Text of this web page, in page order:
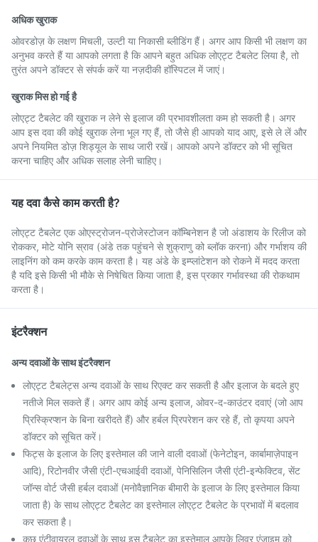
अधिक खुराक
ओवरडोज़ के लक्षण मिचली, उल्टी या निकासी ब्लीडिंग हैं। अगर आप किसी भी लक्षण का
अनुभव करते हैं या आपको लगता है कि आपने बहुत अधिक लोएट्ट टैबलेट लिया है, तो
तुरंत अपने डॉक्टर से संपर्क करें या नज़दीकी हॉस्पिटल में जाएं।
खुराक मिस हो गई है
लोएट्ट टैबलेट की खुराक न लेने से इलाज की प्रभावशीलता कम हो सकती है। अगर
आप इस दवा की कोई खुराक लेना भूल गए हैं, तो जैसे ही आपको याद आए, इसे ले लें और
अपने नियमित डोज़ शिड्यूल के साथ जारी रखें। आपको अपने डॉक्टर को भी सूचित
करना चाहिए और अधिक सलाह लेनी चाहिए।
यह दवा कैसे काम करती है?
लोएट्ट टैबलेट एक ओएस्ट्रोजन-प्रोजेस्टोजन कॉम्बिनेशन है जो अंडाशय के रिलीज को
रोककर, मोटे योनि स्राव (अंडे तक पहुंचने से शुक्राणु को ब्लॉक करना) और गर्भाशय की
लाइनिंग को कम करके काम करता है। यह अंडे के इम्प्लांटेशन को रोकने में मदद करता
है यदि इसे किसी भी मौके से निषेचित किया जाता है, इस प्रकार गर्भावस्था की रोकथाम
करता है।
इंटरैक्शन
अन्य दवाओं के साथ इंटरैक्शन
लोएट्ट टैबलेट्स अन्य दवाओं के साथ रिएक्ट कर सकती है और इलाज के बदले हुए
नतीजे मिल सकते हैं। अगर आप कोई अन्य इलाज, ओवर-द-काउंटर दवाएं (जो आप
प्रिस्क्रिप्शन के बिना खरीदते हैं) और हर्बल प्रिपरेशन कर रहे हैं, तो कृपया अपने
डॉक्टर को सूचित करें।
फिट्स के इलाज के लिए इस्तेमाल की जाने वाली दवाओं (फेनेटोइन, कार्बामाज़ेपाइन
आदि), रिटोनवीर जैसी एंटी-एचआईवी दवाओं, पेनिसिलिन जैसी एंटी-इन्फेक्टिव, सेंट
जॉन्स वोर्ट जैसी हर्बल दवाओं (मनोवैज्ञानिक बीमारी के इलाज के लिए इस्तेमाल किया
जाता है) के साथ लोएट्ट टैबलेट का इस्तेमाल लोएट्ट टैबलेट के प्रभावों में बदलाव
कर सकता है।
कुछ एंटीवायरल दवाओं के साथ इस टैबलेट का इस्तेमाल आपके लिवर एंजाइम को